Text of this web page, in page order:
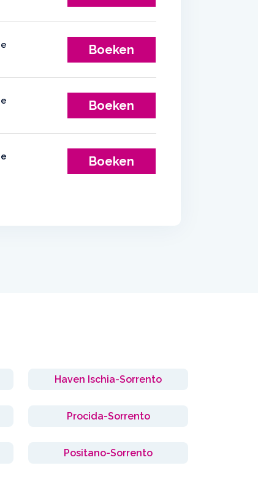
Boeken
Boeken
Boeken
Haven Ischia-Sorrento
Procida-Sorrento
Positano-Sorrento